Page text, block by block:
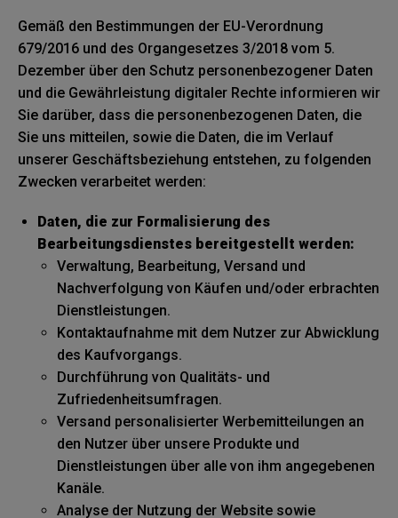
Gemäß den Bestimmungen der EU-Verordnung
679/2016 und des Organgesetzes 3/2018 vom 5.
Dezember über den Schutz personenbezogener Daten
und die Gewährleistung digitaler Rechte informieren wir
Sie darüber, dass die personenbezogenen Daten, die
Sie uns mitteilen, sowie die Daten, die im Verlauf
unserer Geschäftsbeziehung entstehen, zu folgenden
Zwecken verarbeitet werden:
Daten, die zur Formalisierung des
Bearbeitungsdienstes bereitgestellt werden:
Verwaltung, Bearbeitung, Versand und
Nachverfolgung von Käufen und/oder erbrachten
Dienstleistungen.
Kontaktaufnahme mit dem Nutzer zur Abwicklung
des Kaufvorgangs.
Durchführung von Qualitäts- und
Zufriedenheitsumfragen.
Versand personalisierter Werbemitteilungen an
den Nutzer über unsere Produkte und
Dienstleistungen über alle von ihm angegebenen
Kanäle.
Analyse der Nutzung der Website sowie